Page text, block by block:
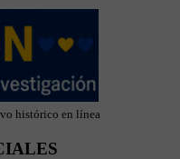
histórico en línea